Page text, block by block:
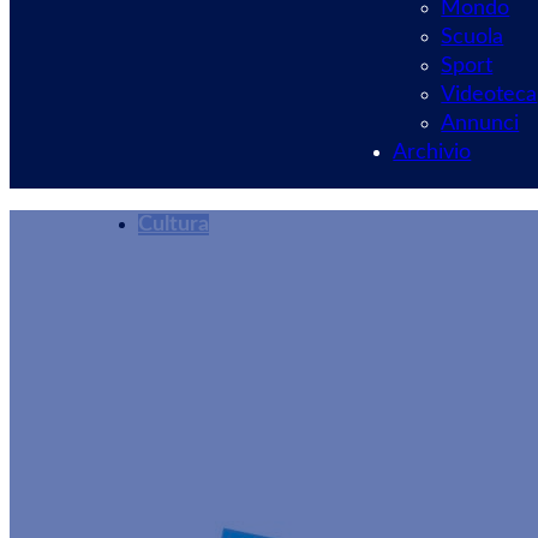
Mondo
Scuola
Sport
Videoteca
Annunci
Archivio
Cultura